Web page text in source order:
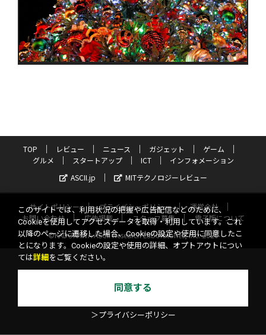
TOP レビュー ニュース ガジェット
ゲーム
グルメ
スタートアップ ICT
インフォメーション
ASCII.jp
MITテクノロジーレビュー
サイトポリシー プライバシーポリシー
運営会社
お問い合わせ
広告掲載 スタッフ募集
電子版について
©KADOKAWA ASCII Research Laboratories, Inc. 2026
このサイトでは、利用状況の把握や広告配信などのために、
Cookieを使用してアクセスデータを取得・利用しています。これ
以降のページに遷移した場合、Cookieの設定や使用に同意したこ
とになります。Cookieの設定や使用の詳細、オプトアウトについ
ては詳細 をご覧ください。
同意する
＞プライバシーポリシー